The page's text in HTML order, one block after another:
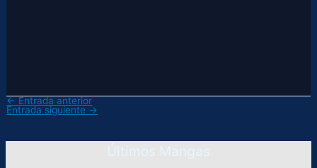
← Entrada anterior
Entrada siguiente →
Últimos Mangas